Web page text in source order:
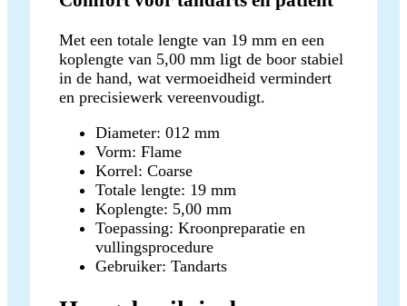
Met een totale lengte van 19 mm en een
koplengte van 5,00 mm ligt de boor stabiel
in de hand, wat vermoeidheid vermindert
en precisiewerk vereenvoudigt.
Diameter: 012 mm
Vorm: Flame
Korrel: Coarse
Totale lengte: 19 mm
Koplengte: 5,00 mm
Toepassing: Kroonpreparatie en
vullingsprocedure
Gebruiker: Tandarts